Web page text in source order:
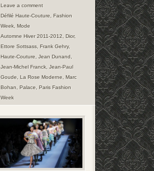
Leave a comment
Défilé Haute-Couture
Fashion
Week Mode
Automne Hiver 2011-2012 Dior,
Ettore Sottsass Frank Gehry,
Haute-Couture
Jean Dunand
Jean-Michel Franck Jean-Paul
Goude
La Rose Moderne
Marc
Bohan Palace
Paris Fashion
Week